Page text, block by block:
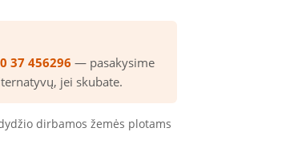
37 456296 — pasakysime
jei skubate.
dirbamos žemės plotams